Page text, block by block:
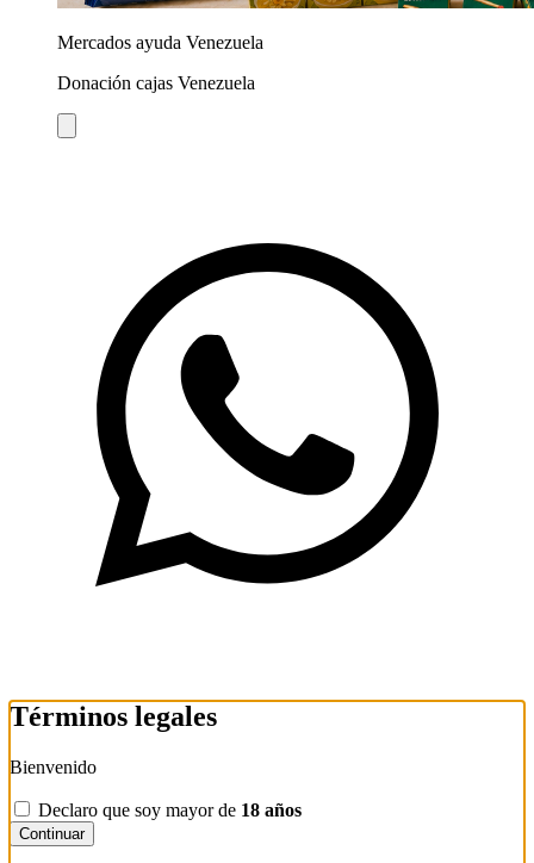
Mercados ayuda Venezuela
Donación cajas Venezuela
Términos legales
Bienvenido
Declaro que soy mayor de 18 años
Continuar